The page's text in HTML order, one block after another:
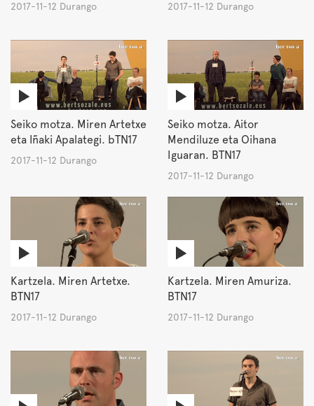
2017-11-12 Durango 2017-11-12 Durango
Seiko motza. Miren Artetxe
eta Iñaki Apalategi. bTN17
2017-11-12 Durango
Seiko motza. Aitor
Mendiluze eta Oihana
Iguaran. BTN17
2017-11-12 Durango
Kartzela. Miren Artetxe.
BTN17
2017-11-12 Durango
Kartzela. Miren Amuriza.
BTN17
2017-11-12 Durango